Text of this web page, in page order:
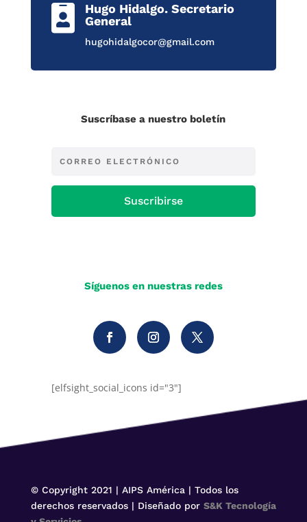

Hugo Hidalgo. Secretario
General
hugohidalgocor@gmail.com
Suscríbase a nuestro boletín
Suscribirse
Síguenos en nuestras redes
[elfsight_social_icons id="3"]
© Copyright 2021 | AIPS América | Todos los
derechos reservados | Diseñado por S&K Tecnología